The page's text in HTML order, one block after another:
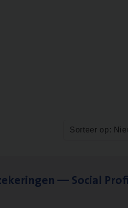
Sorteer op:
— Soci­al